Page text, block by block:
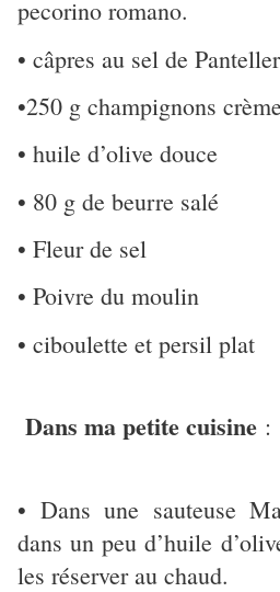
pecorino romano.
• câpres au sel de
•250 g champignons crème
• huile d’olive douce
• 80 g de beurre salé
• Fleur de sel
• Poivre du moulin
• ciboulette et persil plat
Dans ma petite cuisine :
• Dans une sauteuse
dans un peu d’huile
les réserver au chaud.